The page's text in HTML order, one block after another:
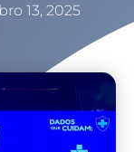
13, 2025